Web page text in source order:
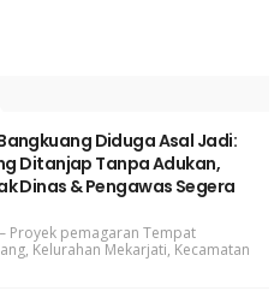
Diduga Asal Jadi:
Ditanjap Tanpa Adukan,
Dinas & Pengawas Segera
Proyek pemagaran Tempat
Kelurahan Mekarjati, Kecamatan